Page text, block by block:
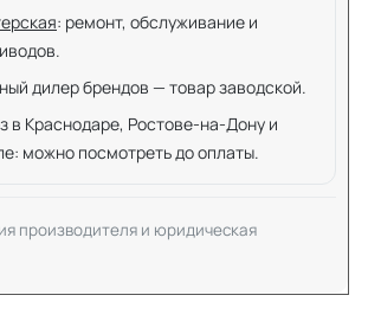
: ремонт, обслуживание и
дилер брендов — товар заводской.
в Краснодаре, Ростове-на-Дону и
можно посмотреть до оплаты.
производителя и юридическая